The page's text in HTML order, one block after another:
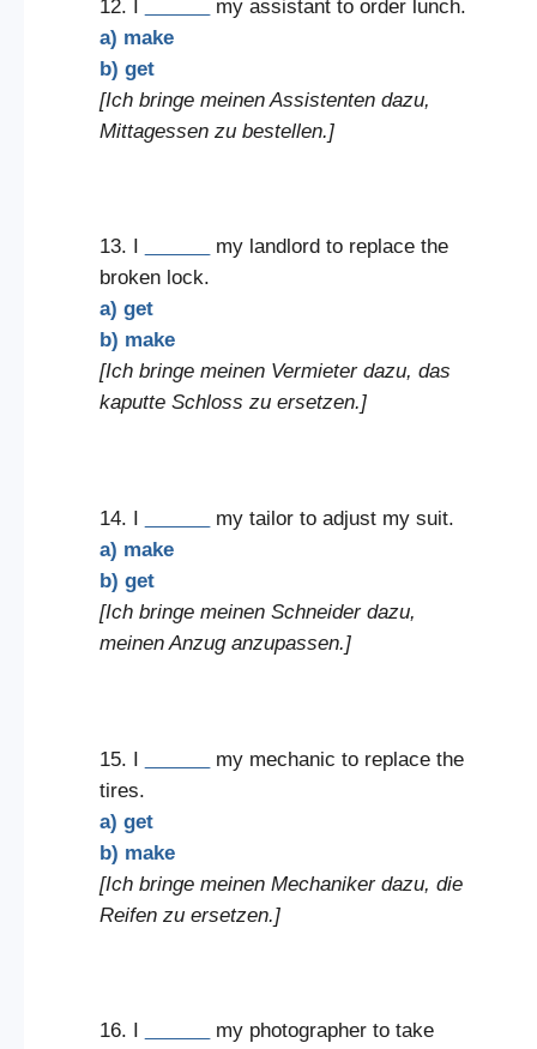
12. I
my assistant to order lunch.
a) make
b) get
[Ich bringe meinen Assistenten dazu,
Mittagessen zu bestellen.]
13. I
my landlord to replace the
broken lock.
a) get
b) make
[Ich bringe meinen Vermieter dazu, das
kaputte Schloss zu ersetzen.]
14. I
my tailor to adjust my suit.
a) make
b) get
[Ich bringe meinen Schneider dazu,
meinen Anzug anzupassen.]
15. I
my mechanic to replace the
tires.
a) get
b) make
[Ich bringe meinen Mechaniker dazu, die
Reifen zu ersetzen.]
16. I
my photographer to take